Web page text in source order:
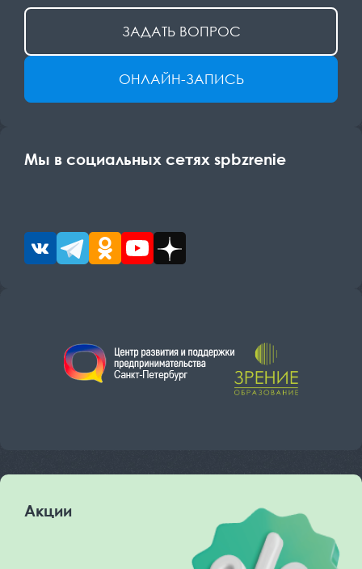
ЗАДАТЬ ВОПРОС
ОНЛАЙН-ЗАПИСЬ
Мы в социальных сетях spbzrenie
Акции